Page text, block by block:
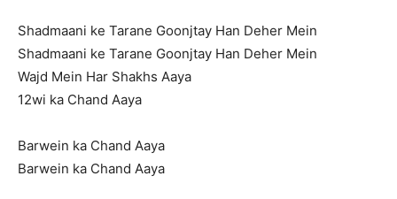
Shadmaani ke Tarane Goonjtay Han Deher Mein
Shadmaani ke Tarane Goonjtay Han Deher Mein
Wajd Mein Har Shakhs Aaya
12wi ka Chand Aaya
Barwein ka Chand Aaya
Barwein ka Chand Aaya